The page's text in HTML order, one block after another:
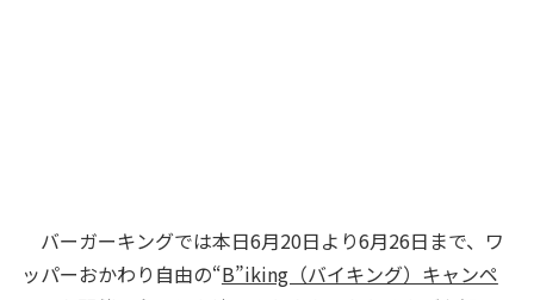
バーガーキングでは本日6月20日より6月26日まで、ワ
ッパーおかわり自由の“B”iking（バイキング）キャンペ